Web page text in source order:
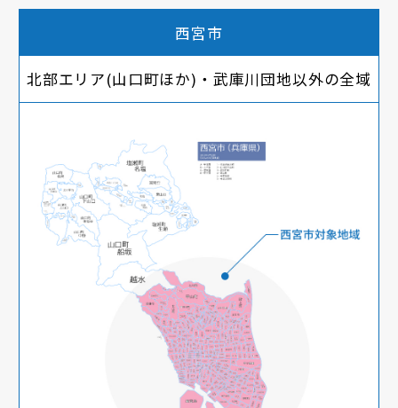
西宮市
北部エリア(山口町ほか)・武庫川団地以外の全域